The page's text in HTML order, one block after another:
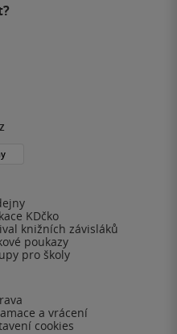
KDčko
knižních závisláků
poukazy
pro školy
a vrácení
cookies